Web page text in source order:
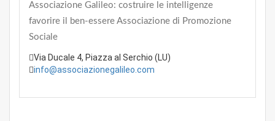
Associazione Galileo: costruire le intelligenze
favorire il ben-essere Associazione di Promozione
Sociale
Via Ducale 4, Piazza al Serchio (LU)
info@associazionegalileo.com